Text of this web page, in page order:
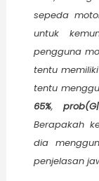
sepeda
untuk
pengguna
tentu
tentu
65%,
Berapakah
dia
penjelasan